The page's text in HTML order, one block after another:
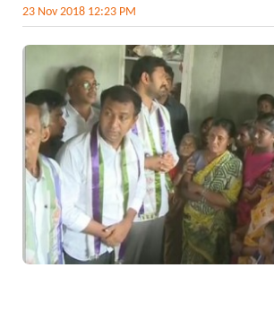
23 Nov 2018 12:23 PM